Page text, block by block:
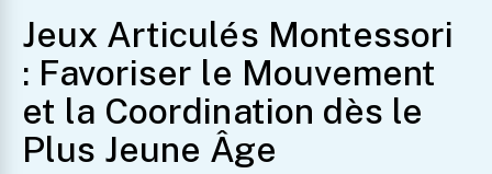
Jeux Articulés Montessori
: Favoriser le Mouvement
et la Coordination dès le
Plus Jeune Âge